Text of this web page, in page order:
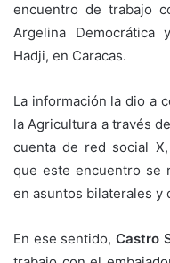
encuentro de trabajo
Argelina Democrática
Hadji, en Caracas.
La información la dio a
la Agricultura a través
cuenta de red social X,
que este encuentro se
en asuntos bilaterales y
En ese sentido, Castro